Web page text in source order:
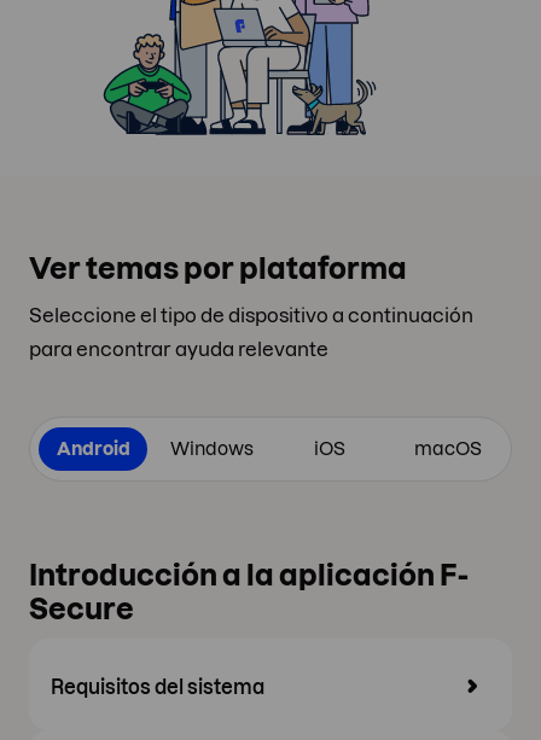
Ver temas por plataforma
Seleccione el tipo de dispositivo a continuación
para encontrar ayuda relevante
Android Windows iOS macOS
Introducción a la aplicación F-
Secure
Requisitos del sistema